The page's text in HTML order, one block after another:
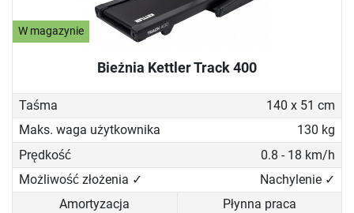
W magazynie
Bieżnia Kettler Track 400
Taśma
140 x 51 cm
Maks. waga użytkownika
130 kg
Prędkość
0.8 - 18 km/h
Możliwość złożenia ✓
Nachylenie ✓
Amortyzacja
Płynna praca